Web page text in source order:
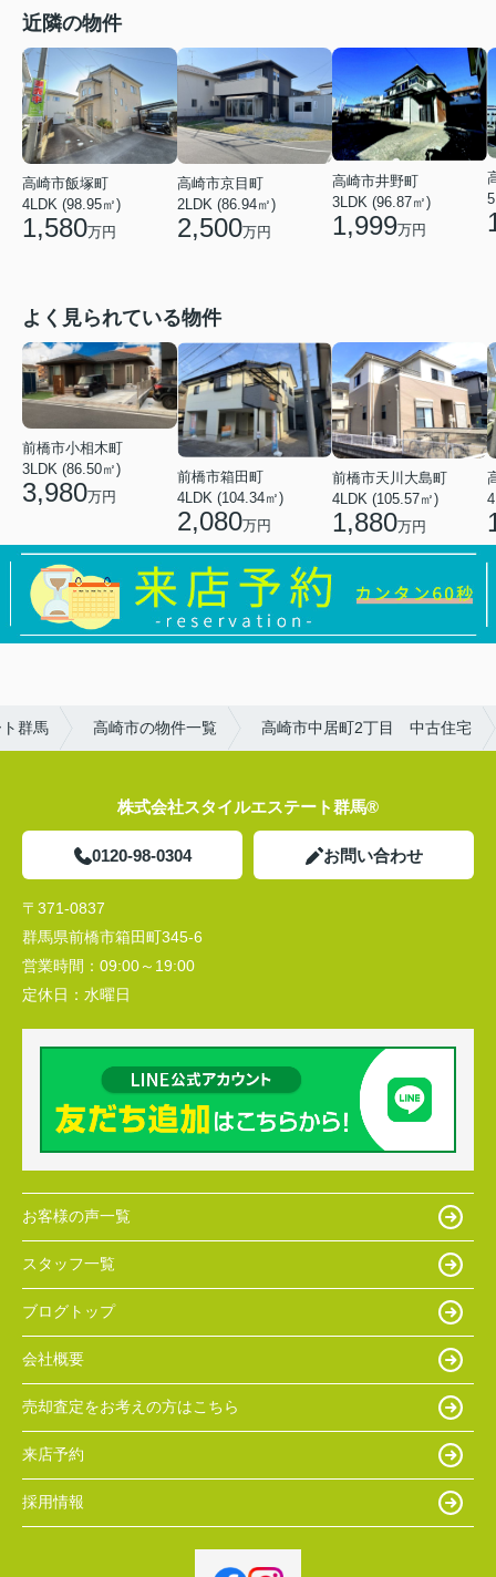
近隣の物件
高崎市飯塚町
4LDK (98.95㎡)
1,580万円
高崎市京目町
2LDK (86.94㎡)
2,500万円
高崎市井野町
3LDK (96.87㎡)
1,999万円
よく見られている物件
前橋市小相木町
3LDK (86.50㎡)
3,980万円
前橋市箱田町
4LDK (104.34㎡)
2,080万円
前橋市天川大島町
4LDK (105.57㎡)
1,880万円
群馬 高崎市の物件一覧 高崎市中居町2丁目 中古住宅
株式会社スタイルエステート群馬®
0120-98-0304 お問い合わせ
〒371-0837
群馬県前橋市箱田町345-6
営業時間： 09:00～19:00
定休日： 水曜日
お客様の声一覧
スタッフ一覧
ブログトップ
会社概要
売却査定をお考えの方はこちら
来店予約
採用情報